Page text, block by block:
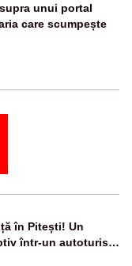
unui portal
care scumpește
în Pitești! Un
într-un autoturism